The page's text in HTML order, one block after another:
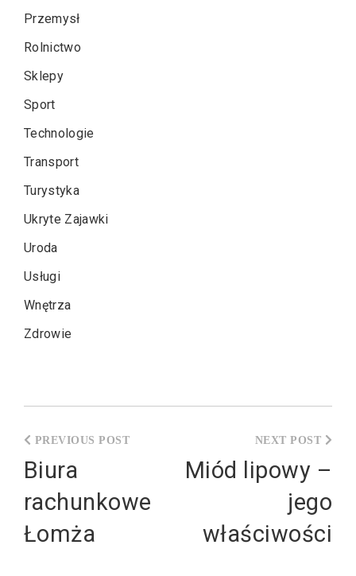
Przemysł
Rolnictwo
Sklepy
Sport
Technologie
Transport
Turystyka
Ukryte Zajawki
Uroda
Usługi
Wnętrza
Zdrowie
wpisu
Biura
rachunkowe
Łomża
Miód lipowy –
jego
właściwości